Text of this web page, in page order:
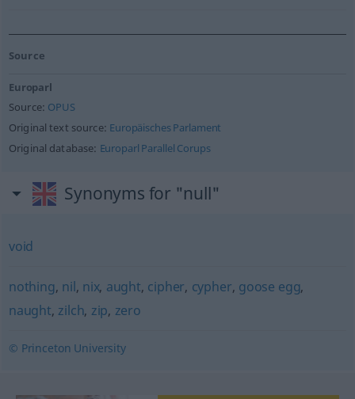
Source
Europarl
Source: OPUS
Original text source: Europäisches Parlament
Original database: Europarl Parallel Corups
Synonyms for "null"
void
nothing, nil, nix, aught, cipher, cypher, goose egg,
naught, zilch, zip, zero
© Princeton University